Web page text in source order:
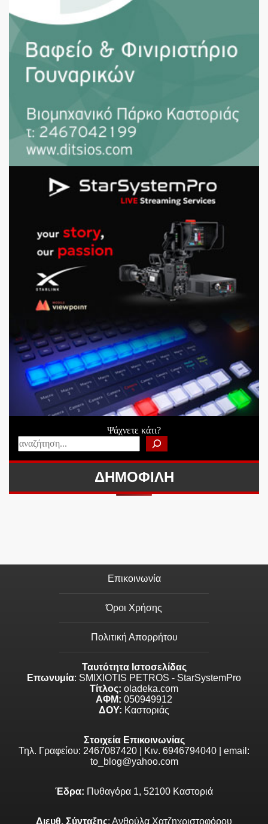
Ψάχνετε κάτι?
ΔΗΜΟΦΙΛΗ
Επικοινωνία
Όροι Χρήσης
Πολιτική Απορρήτου
Ταυτότητα Ιστοσελίδας
Επωνυμία: SMIXIOTIS PETROS - StarSystemPro
Τίτλος: oladeka.com
ΑΦΜ: 050949912
ΔΟΥ: Καστοριάς
Στοιχεία Επικοινωνίας
Τηλ. Γραφείου: 2467087420 | Κιν. 6946794040 | email:
to_blog@yahoo.com
Έδρα: Πυθαγόρα 1, 52100 Καστοριά
Διευθ. Σύνταξης: Ανθούλα Χατζηχριστοφόρου